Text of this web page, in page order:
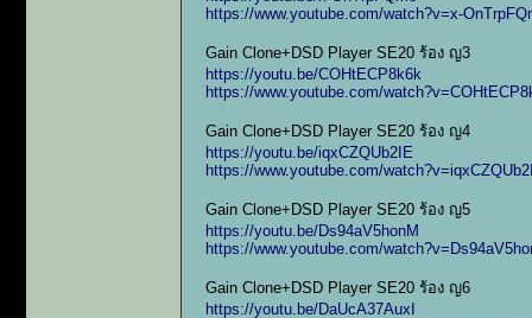
https://www.youtube.com/watch?v=x-
Gain Clone+DSD Player SE20 ร้อง ญ3
https://youtu.be/COHtECP8k6k
https://www.youtube.com/
Gain Clone+DSD Player SE20 ร้อง ญ4
https://youtu.be/iqxCZQUb2IE
https://www.youtube.com/
Gain Clone+DSD Player SE20 ร้อง ญ5
https://youtu.be/Ds94aV5honM
https://www.youtube.com/
Gain Clone+DSD Player SE20 ร้อง ญ6
https://youtu.be/DaUcA37AuxI